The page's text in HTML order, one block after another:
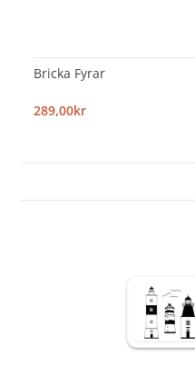
Bricka Fyrar
289,00kr